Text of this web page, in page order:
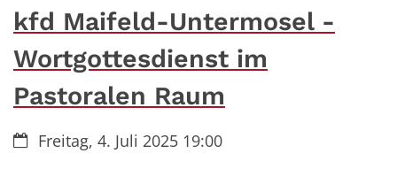
kfd Maifeld-Untermosel -
Wortgottesdienst im
Pastoralen Raum
Datum:Freitag, 4. Juli 2025 19:00